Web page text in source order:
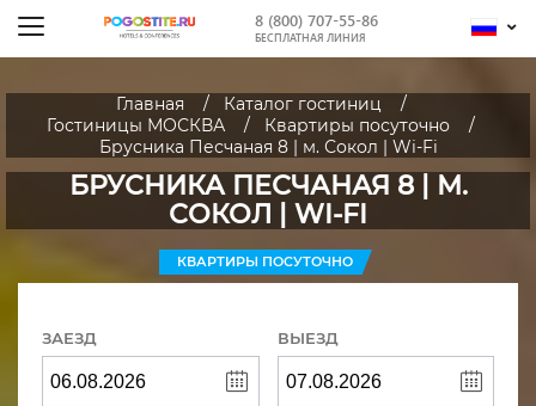
8 (800) 707-55-86
БЕСПЛАТНАЯ ЛИНИЯ
Главная
Каталог гостиниц
Гостиницы МОСКВА
Квартиры посуточно
Брусника Песчаная 8 | м. Сокол | Wi-Fi
БРУСНИКА ПЕСЧАНАЯ 8 | М.
СОКОЛ | WI-FI
КВАРТИРЫ ПОСУТОЧНО
ЗАЕЗД ВЫЕЗД